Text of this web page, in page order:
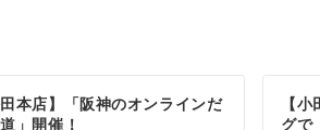
田本店】「阪神のオンラインだ
」開催！
【
グで